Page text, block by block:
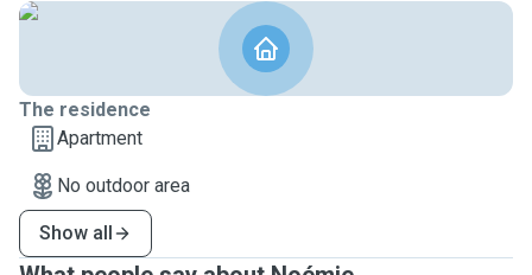
The residence
Apartment
No outdoor area
Show all